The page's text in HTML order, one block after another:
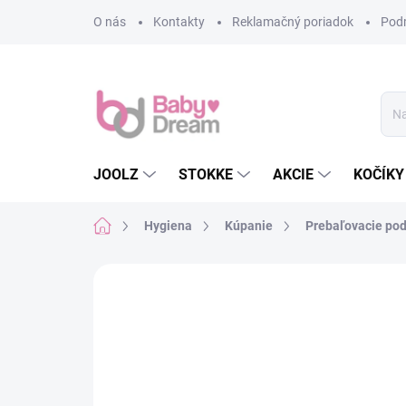
O nás
Kontakty Reklamačný poriadok
JOOLZ STOKKE AKCIE KOČÍKY
DomovHygiena Kúpanie Prebaľovacie